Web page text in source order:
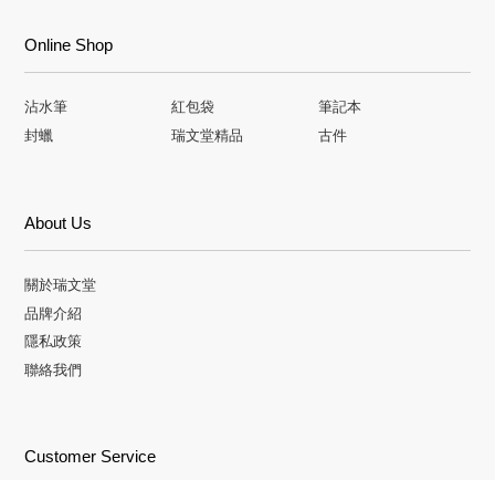
Online Shop
沾水筆 紅包袋
筆記本
封蠟
瑞文堂精品 古件
About Us
關於瑞文堂
品牌介紹
隱私政策
聯絡我們
Customer Service